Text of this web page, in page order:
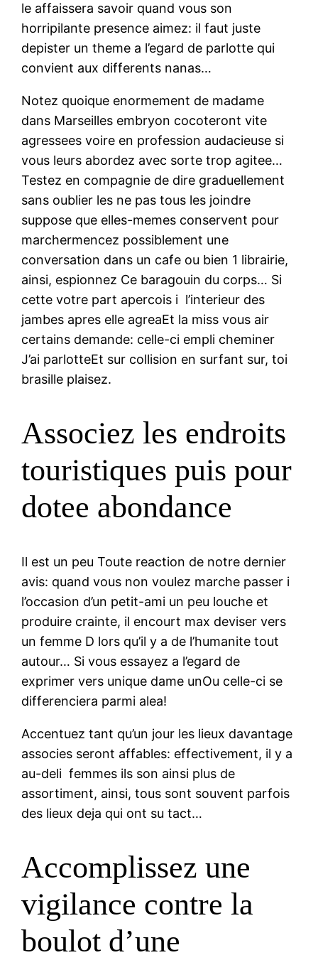
le affaissera savoir quand vous son
horripilante presence aimez: il faut juste
depister un theme a l’egard de parlotte qui
convient aux differents nanas…
Notez quoique enormement de madame
dans Marseilles embryon cocoteront vite
agressees voire en profession audacieuse si
vous leurs abordez avec sorte trop agitee…
Testez en compagnie de dire graduellement
sans oublier les ne pas tous les joindre
suppose que elles-memes conservent pour
marchermencez possiblement une
conversation dans un cafe ou bien 1 librairie,
ainsi, espionnez Ce baragouin du corps… Si
cette votre part apercois i l’interieur des
jambes apres elle agreaEt la miss vous air
certains demande: celle-ci empli cheminer
J’ai parlotteEt sur collision en surfant sur, toi
brasille plaisez.
Associez les endroits
touristiques puis pour
dotee abondance
Il est un peu Toute reaction de notre dernier
avis: quand vous non voulez marche passer i
l’occasion d’un petit-ami un peu louche et
produire crainte, il encourt max deviser vers
un femme D lors qu’il y a de l’humanite tout
autour… Si vous essayez a l’egard de
exprimer vers unique dame unOu celle-ci se
differenciera parmi alea!
Accentuez tant qu’un jour les lieux davantage
associes seront affables: effectivement, il y a
au-deli femmes ils son ainsi plus de
assortiment, ainsi, tous sont souvent parfois
des lieux deja qui ont su tact…
Accomplissez une
vigilance contre la
boulot d’une